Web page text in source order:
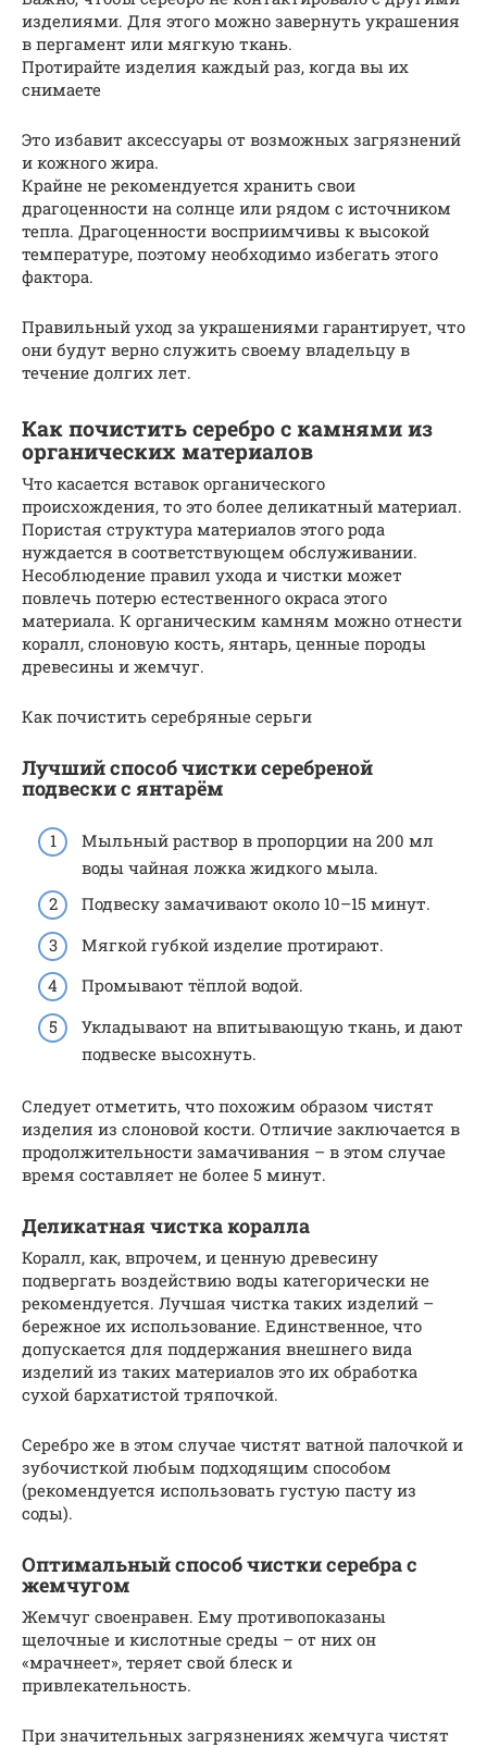
изделиями. Для этого можно завернуть украшения
в пергамент или мягкую ткань.
Протирайте изделия каждый раз, когда вы их
снимаете
Это избавит аксессуары от возможных загрязнений
и кожного жира.
Крайне не рекомендуется хранить свои
драгоценности на солнце или рядом с источником
тепла. Драгоценности восприимчивы к высокой
температуре, поэтому необходимо избегать этого
фактора.
Правильный уход за украшениями гарантирует, что
они будут верно служить своему владельцу в
течение долгих лет.
Как почистить серебро с камнями из
органических материалов
Что касается вставок органического
происхождения, то это более деликатный материал.
Пористая структура материалов этого рода
нуждается в соответствующем обслуживании.
Несоблюдение правил ухода и чистки может
повлечь потерю естественного окраса этого
материала. К органическим камням можно отнести
коралл, слоновую кость, янтарь, ценные породы
древесины и жемчуг.
Как почистить серебряные серьги
Лучший способ чистки серебреной
подвески с янтарём
Мыльный раствор в пропорции на 200 мл
воды чайная ложка жидкого мыла.
Подвеску замачивают около 10–15 минут.
Мягкой губкой изделие протирают.
Промывают тёплой водой.
Укладывают на впитывающую ткань, и дают
подвеске высохнуть.
Следует отметить, что похожим образом чистят
изделия из слоновой кости. Отличие заключается в
продолжительности замачивания – в этом случае
время составляет не более 5 минут.
Деликатная чистка коралла
Коралл, как, впрочем, и ценную древесину
подвергать воздействию воды категорически не
рекомендуется. Лучшая чистка таких изделий –
бережное их использование. Единственное, что
допускается для поддержания внешнего вида
изделий из таких материалов это их обработка
сухой бархатистой тряпочкой.
Серебро же в этом случае чистят ватной палочкой и
зубочисткой любым подходящим способом
(рекомендуется использовать густую пасту из
соды).
Оптимальный способ чистки серебра с
жемчугом
Жемчуг своенравен. Ему противопоказаны
щелочные и кислотные среды – от них он
«мрачнеет», теряет свой блеск и
привлекательность.
При значительных загрязнениях жемчуга чистят